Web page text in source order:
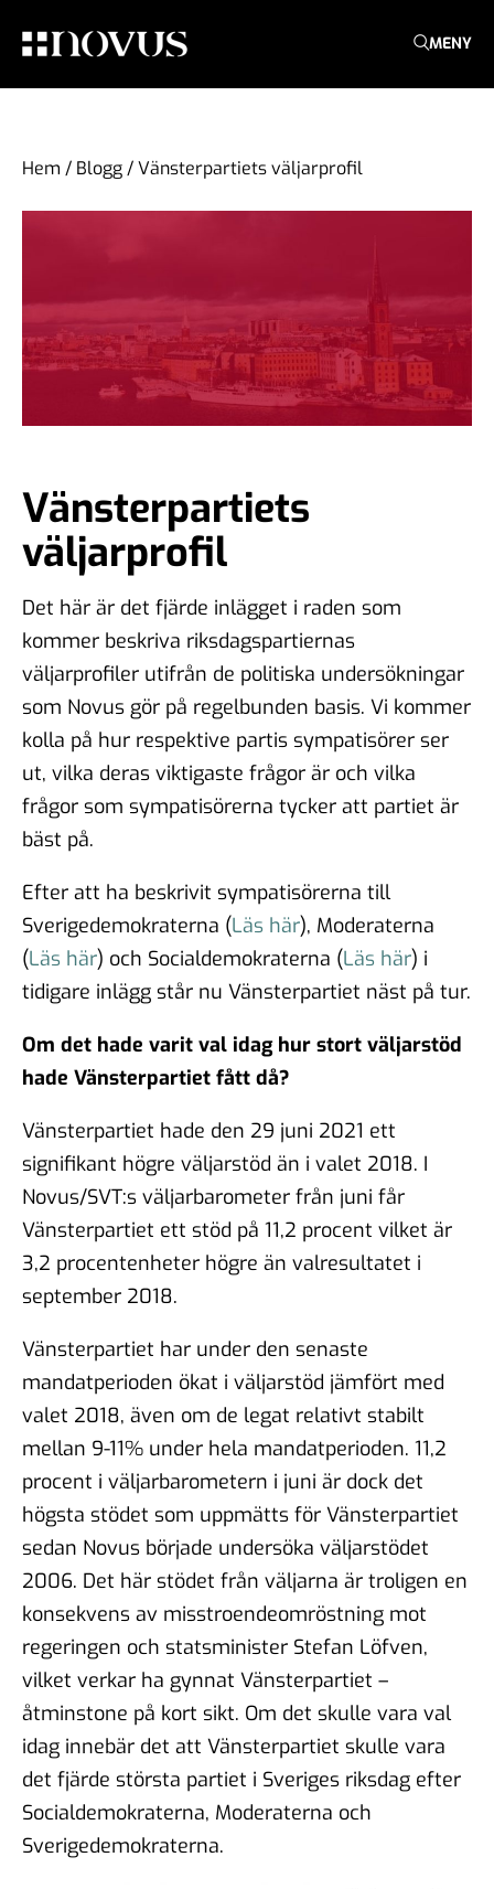
MENY
Hem / Blogg/Vänsterpartiets väljarprofil
Vänsterpartiets
väljarprofil
Det här är det fjärde inlägget i raden som
kommer beskriva riksdagspartiernas
väljarprofiler utifrån de politiska undersökningar
som Novus gör på regelbunden basis. Vi kommer
kolla på hur respektive partis sympatisörer ser
ut, vilka deras viktigaste frågor är och vilka
frågor som sympatisörerna tycker att partiet är
bäst på.
Efter att ha beskrivit sympatisörerna till
Sverigedemokraterna (Läs här), Moderaterna
(Läs här) och Socialdemokraterna (Läs här) i
tidigare inlägg står nu Vänsterpartiet näst på tur.
Om det hade varit val idag hur stort väljarstöd
hade Vänsterpartiet fått då?
Vänsterpartiet hade den 29 juni 2021 ett
signifikant högre väljarstöd än i valet 2018. I
Novus/SVT:s väljarbarometer från juni får
Vänsterpartiet ett stöd på 11,2 procent vilket är
3,2 procentenheter högre än valresultatet i
september 2018.
Vänsterpartiet har under den senaste
mandatperioden ökat i väljarstöd jämfört med
valet 2018, även om de legat relativt stabilt
mellan 9-11% under hela mandatperioden. 11,2
procent i väljarbarometern i juni är dock det
högsta stödet som uppmätts för Vänsterpartiet
sedan Novus började undersöka väljarstödet
2006. Det här stödet från väljarna är troligen en
konsekvens av misstroendeomröstning mot
regeringen och statsminister Stefan Löfven,
vilket verkar ha gynnat Vänsterpartiet –
åtminstone på kort sikt. Om det skulle vara val
idag innebär det att Vänsterpartiet skulle vara
det fjärde största partiet i Sveriges riksdag efter
Socialdemokraterna, Moderaterna och
Sverigedemokraterna.